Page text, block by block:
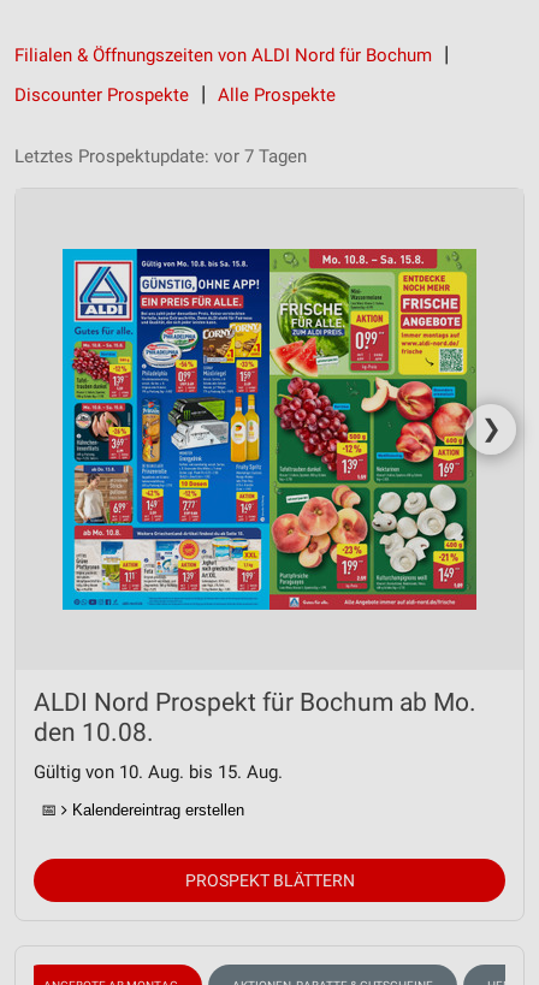
Filialen & Öffnungszeiten von ALDI Nord für Bochum
Discounter Prospekte
Alle Prospekte
Letztes Prospektupdate: vor 7 Tagen
❯
ALDI Nord Prospekt für Bochum ab Mo.
den 10.08.
Gültig von 10. Aug. bis 15. Aug.
📅 Kalendereintrag erstellen
PROSPEKT BLÄTTERN